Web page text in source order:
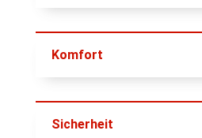
Komfort
Sicherheit